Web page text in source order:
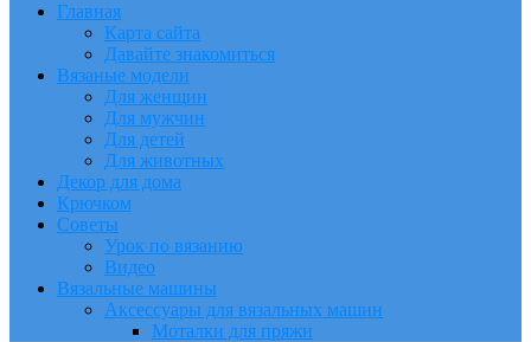
Главная
Карта сайта
Давайте знакомиться
Вязаные модели
Для женщин
Для мужчин
Для детей
Для животных
Декор для дома
Крючком
Советы
Урок по вязанию
Видео
Вязальные машины
Аксессуары для вязальных машин
Моталки для пряжи